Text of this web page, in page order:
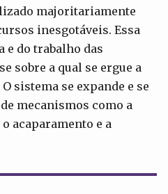
majoritariamente
inesgotáveis. Essa
e do trabalho das
sobre a qual se ergue a
sistema se expande e se
mecanismos como a
acaparamento e a